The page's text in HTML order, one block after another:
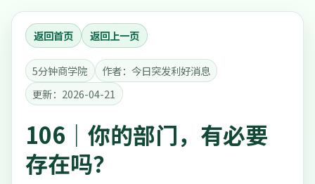
返回首页 返回上一页
5分钟商学院
作者：今日突发利好消息
更新：2026-04-21
106｜你的部门，有必要
存在吗？